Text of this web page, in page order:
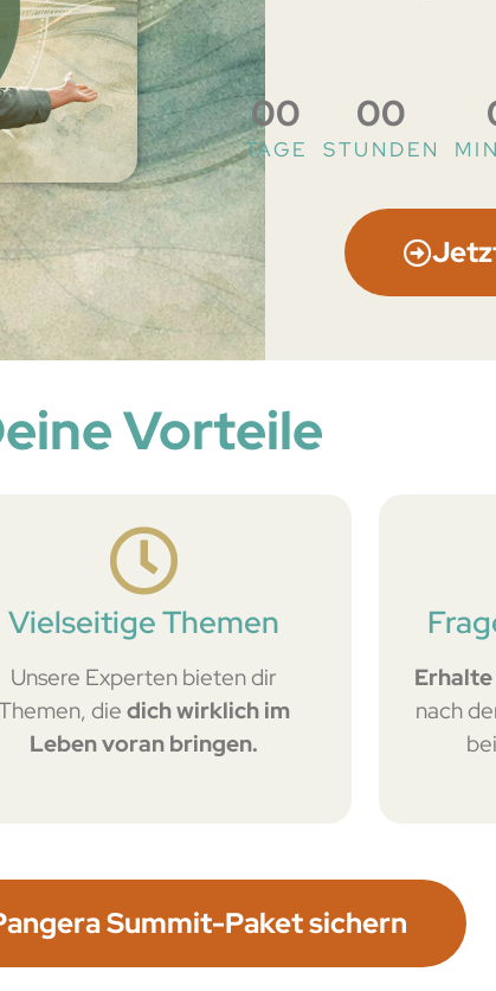
00
TAGE
00
STUNDEN
Vorteile
Vielseitige Themen
Unsere Experten bieten dir
diedich wirklich im
Leben voran bringen.
Erhalte
nach
Summit-Paket sichern